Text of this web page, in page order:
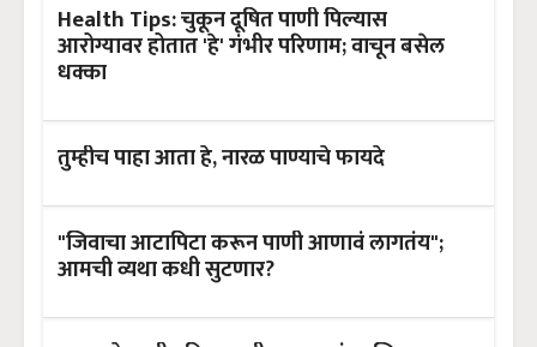
Health Tips: चुकून दूषित पाणी पिल्यास
आरोग्यावर होतात 'हे' गंभीर परिणाम; वाचून बसेल
धक्का
तुम्हीच पाहा आता हे, नारळ पाण्याचे फायदे
"जिवाचा आटापिटा करून पाणी आणावं लागतंय";
आमची व्यथा कधी सुटणार?